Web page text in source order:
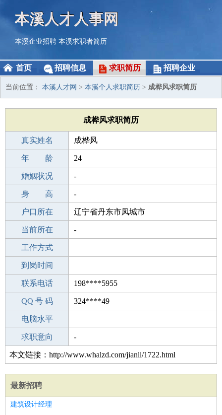
本溪人才人事网
本溪企业招聘 本溪求职者简历
首页 招聘信息 求职简历 招聘企业
当前位置： 本溪人才网 > 本溪个人求职简历 > 成桦风求职简历
成桦风求职简历
真实姓名 成桦风
性 别 男
年 龄 24
出生年月 2002-11-05
婚姻状况 -
学 历 初中
身 高 -
毕业学校 中和镇中学
户口所在 辽宁省丹东市凤城市
所学专业 -
当前所在 -
工作经验
工作方式
驾 照
到岗时间
期望月薪
联系电话 198****5955
手机号码 198****5955
QQ 号 码 324****49
微信号码
电脑水平
外语水平
求职意向 -
本文链接：http://www.whalzd.com/jianli/1722.html
最新招聘
建筑设计经理